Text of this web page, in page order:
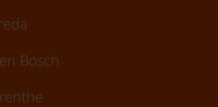
Bosch